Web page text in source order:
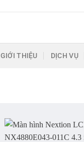
GIỚI THIỆU DỊCH VỤ